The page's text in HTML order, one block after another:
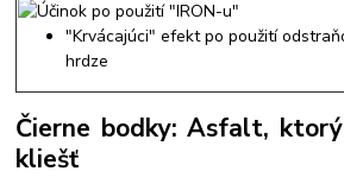
"Krvácajúci" efekt po použití
hrdze
Čierne bodky: Asfalt,
kliešť